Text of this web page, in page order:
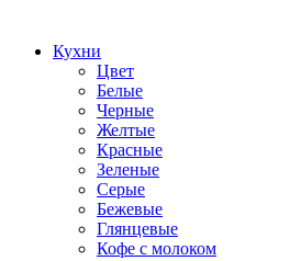
Кухни
Цвет
Белые
Черные
Желтые
Красные
Зеленые
Серые
Бежевые
Глянцевые
Кофе с молоком